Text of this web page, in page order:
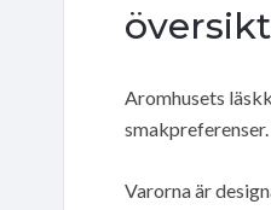
Aromhusets
smakpreferenser.
Varorna är